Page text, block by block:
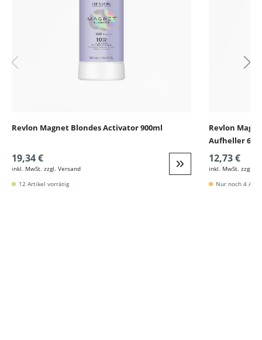
Revlon Magnet Blondes Activator 900ml
19,34 €
inkl. MwSt. zzgl. Versand Weiter zur Detail
12 Artikel vorrätig
Revlon
Aufheller
12,73 €
inkl. MwSt. zzgl.
Nur noch 4